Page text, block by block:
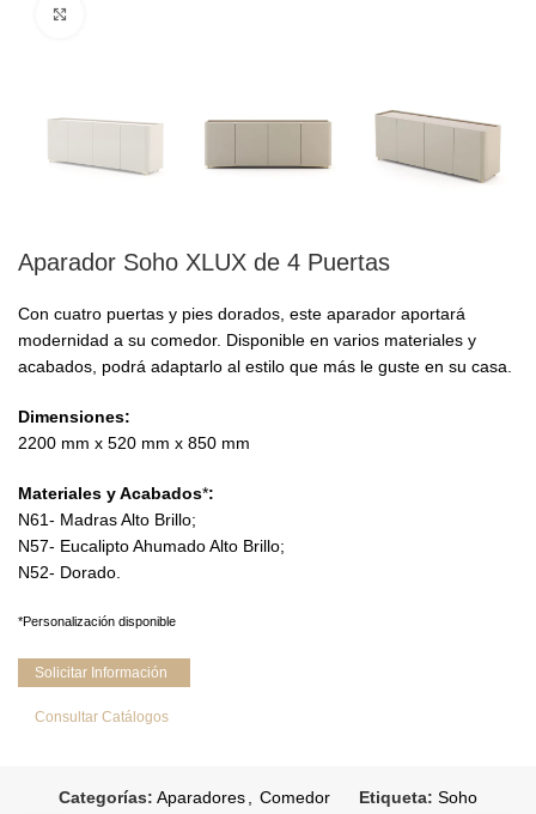
Aparador Soho XLUX de 4 Puertas
Con cuatro puertas y pies dorados, este aparador aportará
modernidad a su comedor. Disponible en varios materiales y
acabados, podrá adaptarlo al estilo que más le guste en su casa.
Dimensiones:
2200 mm x 520 mm x 850 mm
Materiales y Acabados*:
N61- Madras Alto Brillo;
N57- Eucalipto Ahumado Alto Brillo;
N52- Dorado.
*Personalización disponible
Solicitar Información
Consultar Catálogos
Categorías: Aparadores, Comedor Etiqueta: Soho